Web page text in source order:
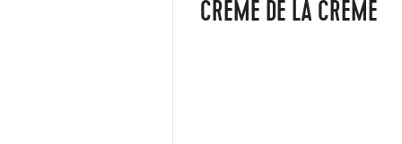
CRÈME DE LA CRÈME